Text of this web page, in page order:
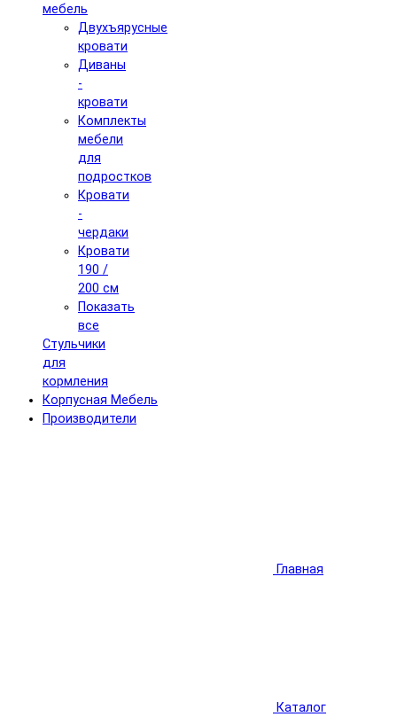
мебель
Двухъярусные
кровати
Диваны
-
кровати
Комплекты
мебели
для
подростков
Кровати
-
чердаки
Кровати
190 /
200 см
Показать
все
Стульчики
для
кормления
Корпусная Мебель
Производители
Главная
Каталог